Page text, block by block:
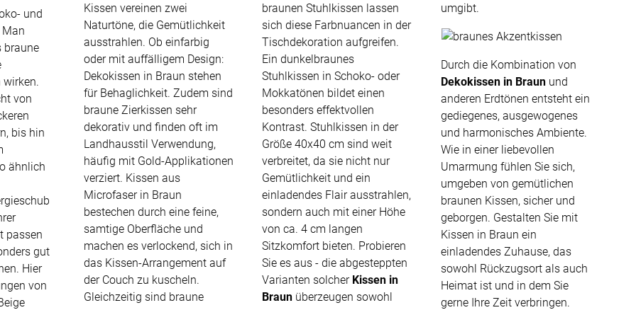
Unsere Versandpartner
und
braune
von
bis hin
ähnlich
passen
gut
Hier
von
Kissen vereinen zwei
Naturtöne, die Gemütlichkeit
ausstrahlen. Ob einfarbig
oder mit auffälligem Design:
Dekokissen in Braun stehen
für Behaglichkeit. Zudem sind
braune Zierkissen sehr
dekorativ und finden oft im
Landhausstil Verwendung,
häufig mit Gold-Applikationen
verziert. Kissen aus
Microfaser in Braun
bestechen durch eine feine,
samtige Oberfläche und
machen es verlockend, sich in
das Kissen-Arrangement auf
der Couch zu kuscheln.
Gleichzeitig sind braune
braunen Stuhlkissen lassen
sich diese Farbnuancen in der
Tischdekoration aufgreifen.
Ein dunkelbraunes
Stuhlkissen in Schoko- oder
Mokkatönen bildet einen
besonders effektvollen
Kontrast. Stuhlkissen in der
Größe 40x40 cm sind weit
verbreitet, da sie nicht nur
Gemütlichkeit und ein
einladendes Flair ausstrahlen,
sondern auch mit einer Höhe
von ca. 4 cm langen
Sitzkomfort bieten. Probieren
Sie es aus - die abgesteppten
Varianten solcher Kissen in
Braun überzeugen sowohl
umgibt.
Durch die Kombination von
Dekokissen in Braunund
anderen Erdtönen entsteht ein
gediegenes, ausgewogenes
und harmonisches Ambiente.
Wie in einer liebevollen
Umarmung fühlen Sie sich,
umgeben von gemütlichen
braunen Kissen, sicher und
geborgen. Gestalten Sie mit
Kissen in Braun ein
einladendes Zuhause, das
sowohl Rückzugsort als auch
Heimat ist und in dem Sie
gerne Ihre Zeit verbringen.